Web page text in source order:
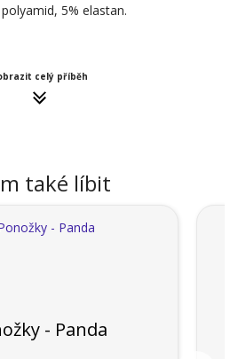
5% elastan.
celý příběh
také líbit
- Panda